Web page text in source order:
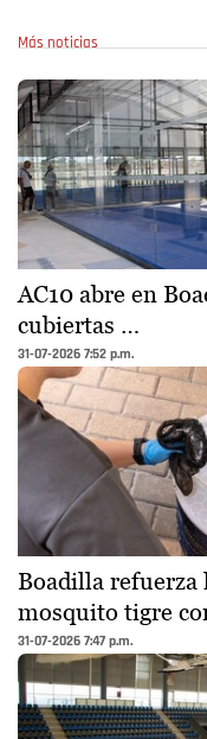
Más noticias
AC10 abre en
cubiertas …
31-07-2026 7:52 p.m.
Boadilla
mosquito tigre
31-07-2026 7:47 p.m.